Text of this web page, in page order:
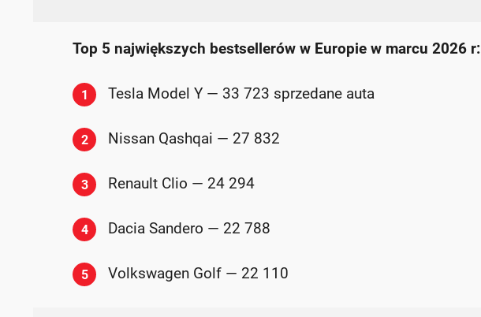
Top 5 największych bestsellerów w Europie w marcu 2026 r:
1 Tesla Model Y — 33 723 sprzedane auta
2 Nissan Qashqai — 27 832
3 Renault Clio — 24 294
4 Dacia Sandero — 22 788
5 Volkswagen Golf — 22 110